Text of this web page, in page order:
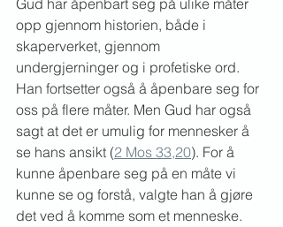
Gud har åpenbart seg på ulike måter
opp gjennom historien, både i
skaperverket, gjennom
undergjerninger og i profetiske ord.
Han fortsetter også å åpenbare seg for
oss på flere måter. Men Gud har også
sagt at det er umulig for mennesker å
se hans ansikt (2 Mos 33,20). For å
kunne åpenbare seg på en måte vi
kunne se og forstå, valgte han å gjøre
det ved å komme som et menneske.